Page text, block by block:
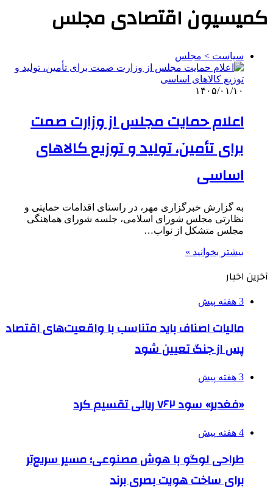
کمیسیون اقتصادی مجلس
سیاست > مجلس
۱۴۰۵/۰۱/۱۰
اعلام حمایت مجلس از وزارت صمت
برای تأمین، تولید و توزیع کالاهای
اساسی
به گزارش خبرگزاری مهر، در راستای اقدامات حمایتی و
نظارتی مجلس شورای اسلامی، جلسه شورای هماهنگی
مجلس متشکل از نواب…
بیشتر بخوانید »
آخرین اخبار
3 هفته پیش
مالیات اصناف باید متناسب با واقعیت‌های اقتصاد
پس از جنگ تعیین شود
3 هفته پیش
«فغدیر» سود ۷۶۲ ریالی تقسیم کرد
4 هفته پیش
طراحی لوگو با هوش مصنوعی؛ مسیر سریع‌تر
برای ساخت هویت بصری برند